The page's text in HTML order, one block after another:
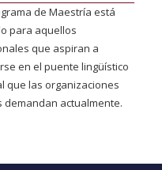
de Maestría está
para aquellos
que aspiran a
en el puente lingüístico
que las organizaciones
demandan actualmente.